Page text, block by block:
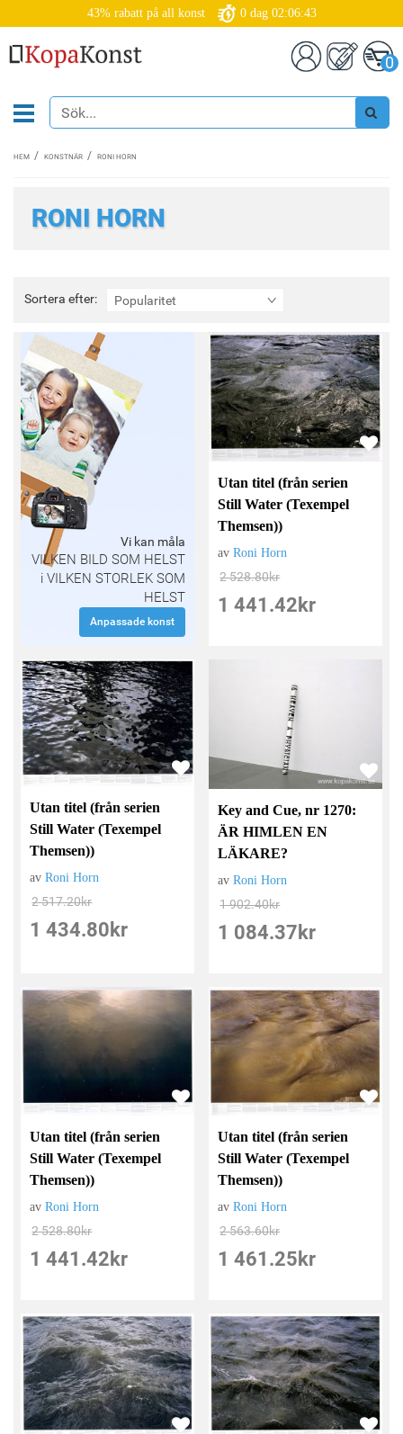
43% rabatt på all konst 0 dag 02:06:42
0
HEM KONSTNÄR RONI HORN
RONI HORN
Sortera efter: Popularitet
Sortera
efter:
Vi kan måla
VILKEN BILD SOM HELST
i VILKEN STORLEK SOM
HELST
Anpassade konst
Utan titel (från serien
Still Water (Texempel
Themsen))
avRoni Horn
2 528.80kr
1 441.42 kr
Utan titel (från serien
Still Water (Texempel
Themsen))
avRoni Horn
2 517.20kr
1 434.80 kr
Key and Cue, nr 1270:
ÄR HIMLEN EN
LÄKARE?
avRoni Horn
1 902.40kr
1 084.37 kr
Utan titel (från serien
Still Water (Texempel
Themsen))
avRoni Horn
2 528.80kr
1 441.42 kr
Utan titel (från serien
Still Water (Texempel
Themsen))
avRoni Horn
2 563.60kr
1 461.25 kr